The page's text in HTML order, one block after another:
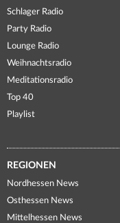
Schlager Radio
Party Radio
Lounge Radio
Weihnachtsradio
Meditationsradio
Top 40
Playlist
REGIONEN
Nordhessen News
Osthessen News
Mittelhessen News